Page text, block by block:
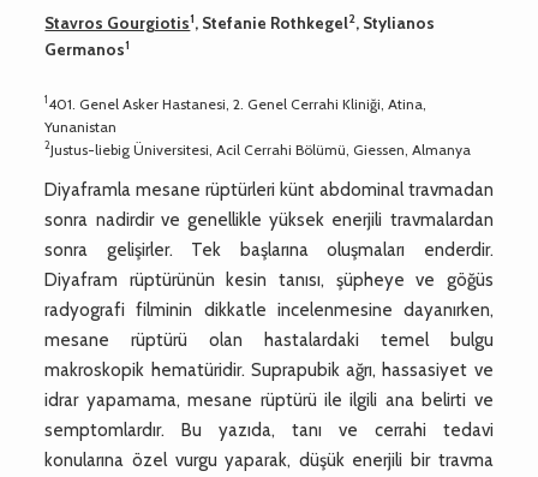
Stavros Gourgiotis1, Stefanie Rothkegel2, Stylianos
Germanos1
1401. Genel Asker Hastanesi, 2. Genel Cerrahi Kliniği, Atina,
Yunanistan
2Justus-liebig Üniversitesi, Acil Cerrahi Bölümü, Giessen, Almanya
Diyaframla mesane rüptürleri künt abdominal travmadan
sonra nadirdir ve genellikle yüksek enerjili travmalardan
sonra gelişirler. Tek başlarına oluşmaları enderdir.
Diyafram rüptürünün kesin tanısı, şüpheye ve göğüs
radyografi filminin dikkatle incelenmesine dayanırken,
mesane rüptürü olan hastalardaki temel bulgu
makroskopik hematüridir. Suprapubik ağrı, hassasiyet ve
idrar yapamama, mesane rüptürü ile ilgili ana belirti ve
semptomlardır. Bu yazıda, tanı ve cerrahi tedavi
konularına özel vurgu yaparak, düşük enerjili bir travma